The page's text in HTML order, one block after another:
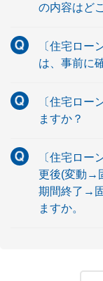
の内容はど
〔住宅ロー
は、事前に
〔住宅ロー
ますか？
〔住宅ロー
更後(変動→
期間終了→
ますか。